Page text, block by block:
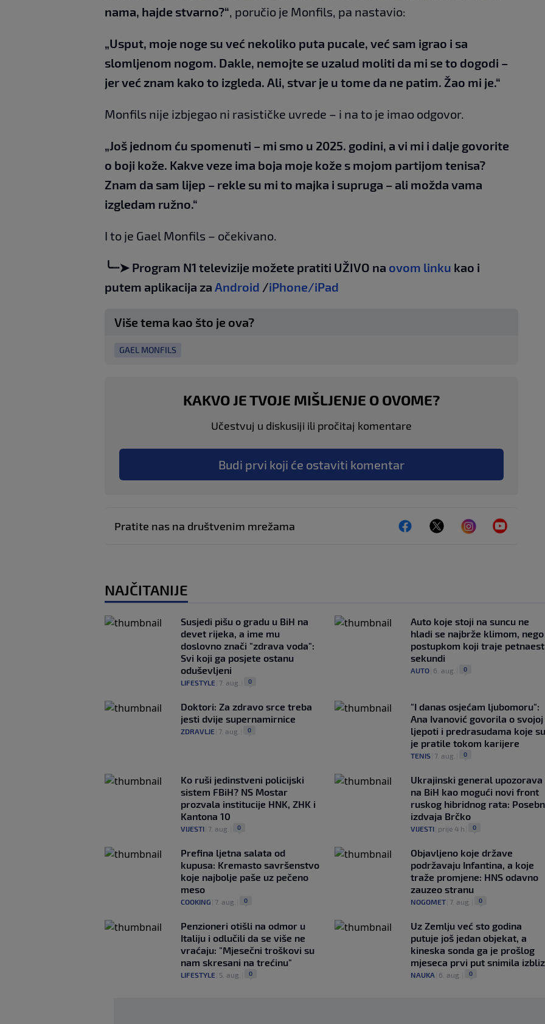
nama, hajde stvarno?“ , poručio je Monfils, pa nastavio:
„Usput, moje noge su već nekoliko puta pucale, već sam igrao i sa
slomljenom nogom. Dakle, nemojte se uzalud moliti da mi se to dogodi –
jer već znam kako to izgleda. Ali, stvar je u tome da ne patim. Žao mi je.“
Monfils nije izbjegao ni rasističke uvrede – i na to je imao odgovor.
„Još jednom ću spomenuti – mi smo u 2025. godini, a vi mi i dalje govorite
o boji kože. Kakve veze ima boja moje kože s mojom partijom tenisa?
Znam da sam lijep – rekle su mi to majka i supruga – ali možda vama
izgledam ružno.“
I to je Gael Monfils – očekivano.
╰┈➤ Program N1 televizije možete pratiti UŽIVO na ovom linku kao i
putem aplikacija za Android /iPhone/iPad
Više tema kao što je ova?
GAEL MONFILS
KAKVO JE TVOJE MIŠLJENJE O OVOME?
Učestvuj u diskusiji ili pročitaj komentare
Budi prvi koji će ostaviti komentar
Pratite nas na društvenim mrežama
NAJČITANIJE
Susjedi pišu o gradu u BiH na
devet rijeka, a ime mu
doslovno znači "zdrava voda":
Svi koji ga posjete ostanu
oduševljeni
LIFESTYLE 7. aug. 0
Auto koje stoji na suncu ne
hladi se najbrže klimom, nego
postupkom koji traje petnaest
sekundi
AUTO| 6. aug. 0
Doktori: Za zdravo srce treba
jesti dvije supernamirnice
ZDRAVLJE 7. aug. 0
"I danas osjećam ljubomoru":
Ana Ivanović govorila o svojoj
ljepoti i predrasudama koje su
je pratile tokom karijere
TENIS| 7. aug. 0
Ko ruši jedinstveni policijski
sistem FBiH? NS Mostar
prozvala institucije HNK, ZHK i
Kantona 10
VIJESTI 7. aug. 0
Ukrajinski general upozorava
na BiH kao mogući novi front
ruskog hibridnog rata:
izdvaja Brčko
VIJESTI| prije 4 h 0
Prefina ljetna salata od
kupusa: Kremasto savršenstvo
koje najbolje paše uz pečeno
meso
COOKING 7. aug. 0
Objavljeno koje države
podržavaju Infantina, a koje
traže promjene: HNS odavno
zauzeo stranu
NOGOMET| 7. aug. 0
Penzioneri otišli na odmor u
Italiju i odlučili da se više ne
vraćaju: "Mjesečni troškovi su
nam skresani na trećinu"
LIFESTYLE 5. aug. 0
Uz Zemlju već sto godina
putuje još jedan objekat, a
kineska sonda ga je prošlog
mjeseca prvi put snimila
NAUKA 6. aug. 0